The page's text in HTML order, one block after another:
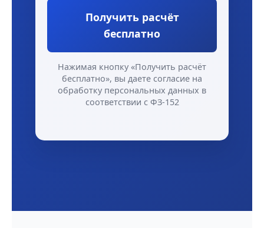
Получить расчёт
бесплатно
Нажимая кнопку «Получить расчёт
бесплатно», вы даете согласие на
обработку персональных данных в
соответствии с ФЗ-152